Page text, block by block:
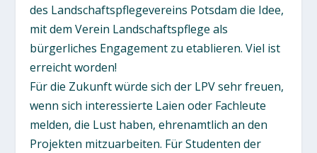
des Landschaftspflegevereins Potsdam die Idee,
mit dem Verein Landschaftspflege als
bürgerliches Engagement zu etablieren. Viel ist
erreicht worden!
Für die Zukunft würde sich der LPV sehr freuen,
wenn sich interessierte Laien oder Fachleute
melden, die Lust haben, ehrenamtlich an den
Projekten mitzuarbeiten. Für Studenten der